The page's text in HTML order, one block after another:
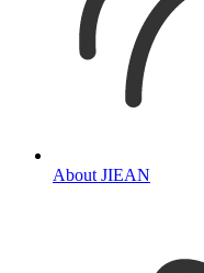
About JIEAN